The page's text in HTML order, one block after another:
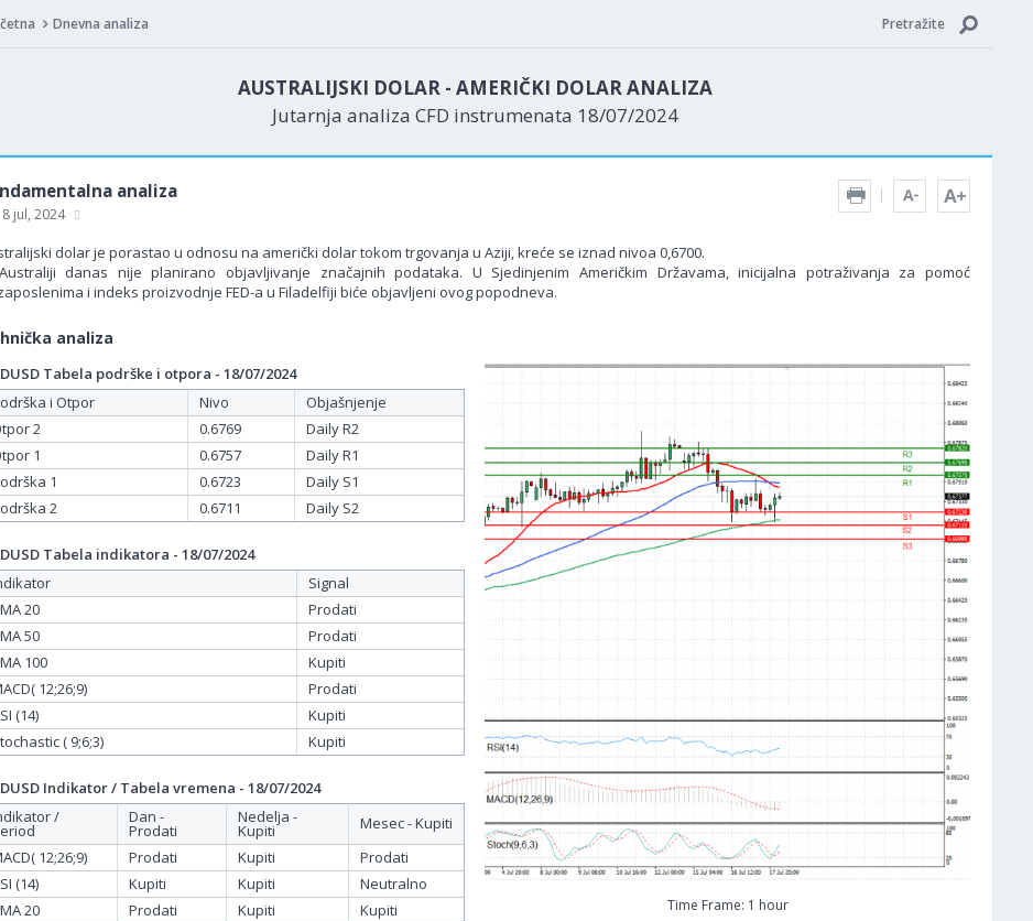
Dnevna analiza Pretražite
AUSTRALIJSKI DOLAR - AMERIČKI DOLAR ANALIZA
Jutarnja analiza CFD instrumenata 18/07/2024
analiza
jul, 2024
dolar je porastao u odnosu na američki dolar tokom trgovanja u Aziji, kreće se iznad nivoa 0,6700.
danas nije planirano objavljivanje značajnih podataka. U Sjedinjenim Američkim Državama, inicijalna potraživanja za pomoć
i indeks proizvodnje FED-a u Filadelfiji biće objavljeni ovog popodneva.
analiza
Time Frame: 1 hour
Tabela podrške i otpora - 18/07/2024
i Otpor
Nivo
Objašnjenje
2
0.6769
Daily R2
1
0.6757
Daily R1
1
0.6723
Daily S1
2
0.6711 Daily S2
Tabela indikatora - 18/07/2024
Signal
20
Prodati
50
Prodati
100
Kupiti
12;26;9)
Prodati
(14)
Kupiti
( 9;6;3)
Kupiti
Indikator / Tabela vremena - 18/07/2024
/
Dan -
Prodati
Nedelja -
Kupiti
Mesec - Kupiti
12;26;9)
Prodati Kupiti
Prodati
(14)
Kupiti Kupiti
Neutralno
20
Prodati Kupiti Kupiti